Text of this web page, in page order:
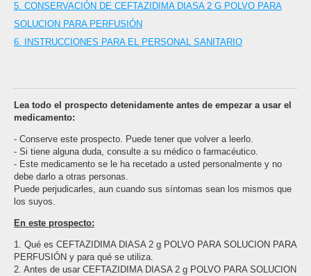
5. CONSERVACIÓN DE CEFTAZIDIMA DIASA 2 G POLVO PARA
SOLUCION PARA PERFUSIÓN
6. INSTRUCCIONES PARA EL PERSONAL SANITARIO
Lea todo el prospecto detenidamente antes de empezar a usar el
medicamento:
- Conserve este prospecto. Puede tener que volver a leerlo.
- Si tiene alguna duda, consulte a su médico o farmacéutico.
- Este medicamento se le ha recetado a usted personalmente y no
debe darlo a otras personas.
Puede perjudicarles, aun cuando sus síntomas sean los mismos que
los suyos.
En este prospecto:
1. Qué es CEFTAZIDIMA DIASA 2 g POLVO PARA SOLUCION PARA
PERFUSIÓN y para qué se utiliza.
2. Antes de usar CEFTAZIDIMA DIASA 2 g POLVO PARA SOLUCION